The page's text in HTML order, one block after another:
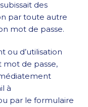
des
par toute autre
mot de passe.
ou d’utilisation
mot de passe,
à
par le formulaire